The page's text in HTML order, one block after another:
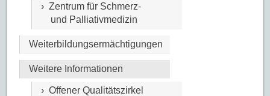
› Zentrum für Schmerz-
und Palliativmedizin
Weiterbildungsermächtigungen
Weitere Informationen
› Offener Qualitätszirkel